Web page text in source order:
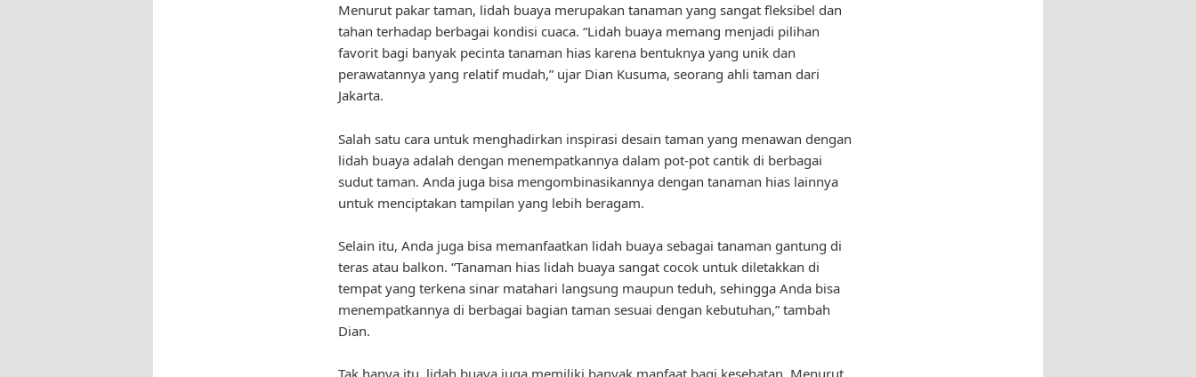
Menurut pakar taman, lidah buaya merupakan tanaman yang sangat fleksibel dan
tahan terhadap berbagai kondisi cuaca. “Lidah buaya memang menjadi pilihan
favorit bagi banyak pecinta tanaman hias karena bentuknya yang unik dan
perawatannya yang relatif mudah,” ujar Dian Kusuma, seorang ahli taman dari
Jakarta.
Salah satu cara untuk menghadirkan inspirasi desain taman yang menawan dengan
lidah buaya adalah dengan menempatkannya dalam pot-pot cantik di berbagai
sudut taman. Anda juga bisa mengombinasikannya dengan tanaman hias lainnya
untuk menciptakan tampilan yang lebih beragam.
Selain itu, Anda juga bisa memanfaatkan lidah buaya sebagai tanaman gantung di
teras atau balkon. “Tanaman hias lidah buaya sangat cocok untuk diletakkan di
tempat yang terkena sinar matahari langsung maupun teduh, sehingga Anda bisa
menempatkannya di berbagai bagian taman sesuai dengan kebutuhan,” tambah
Dian.